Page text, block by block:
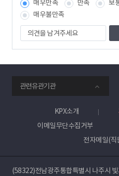
책
임
자
매우만족
만족 보
매우불만족
의
견
을
겨
주
세
요
관련유관기관
KPX소개
이메일무단수집거부
전자메일(직
(58322)전남광주통합특별시 나주시